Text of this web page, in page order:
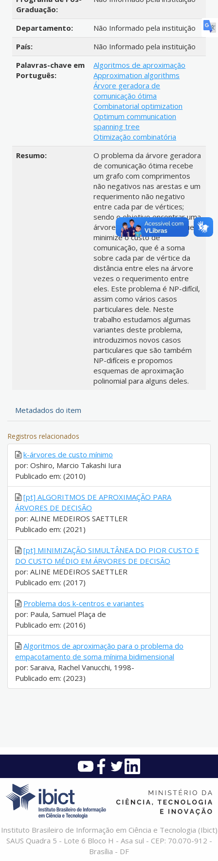
Graduação:
Departamento:
Não Informado pela instituição
País:
Não Informado pela instituição
Palavras-chave em
Português:
Algoritmos de aproximação
Approximation algorithms
Árvore geradora de
comunicação ótima
Combinatorial optimization
Optimum communication
spanning tree
Otimização combinatória
Resumo:
O problema da árvore geradora
de comunicação ótima recebe
um grafo com comprimentos
não negativos nas arestas e um
requerimento não negativo
entre cada par de vértices;
sendo o objetivo encontrar uma
árvore geradora do grafo que
minimize o custo de
comunicação, que é a soma
sobre cada par de vértice da
distância entre eles na árvore
vezes o requerimento entre
eles. Este problema é NP-difícil,
assim como vários casos
particulares dele. Neste
trabalho estudamos algumas
variantes deste problema,
introduzimos novos casos
particulares que são também
NP-difíceis e propomos
esquemas de aproximação
polinomial para alguns deles.
Metadados do item
Registros relacionados
k-árvores de custo mínimo
por: Oshiro, Marcio Takashi Iura
Publicado em: (2010)
[pt] ALGORITMOS DE APROXIMAÇÃO PARA
ÁRVORES DE DECISÃO
por: ALINE MEDEIROS SAETTLER
Publicado em: (2021)
[pt] MINIMIZAÇÃO SIMULTÂNEA DO PIOR CUSTO E
DO CUSTO MÉDIO EM ÁRVORES DE DECISÃO
por: ALINE MEDEIROS SAETTLER
Publicado em: (2017)
Problema dos k-centros e variantes
por: Paula, Samuel Plaça de
Publicado em: (2016)
Algoritmos de aproximação para o problema do
empacotamento de soma mínima bidimensional
por: Saraiva, Rachel Vanucchi, 1998-
Publicado em: (2023)
Instituto Brasileiro de Informação em Ciência e Tecnologia (Ibict)
SAUS Quadra 5 - Lote 6 Bloco H - Asa sul - CEP: 70.070-912 -
Brasília - DF